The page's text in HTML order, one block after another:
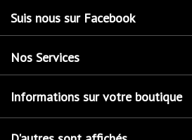
Suis nous sur Facebook
Nos Services
Informations sur votre boutique